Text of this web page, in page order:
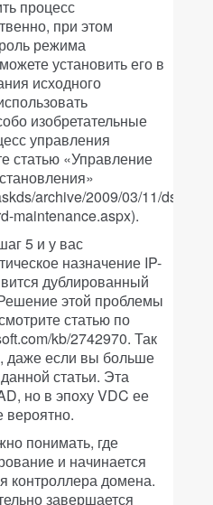
процесс
при этом
режима
установить его в
исходного
изобретательные
управления
статью «Управление
archive/2009/03/11/ds-
maintenance.aspx).
5 и у вас
назначение IP-
дублированный
этой проблемы
статью по
kb/2742970. Так
даже если вы больше
статьи. Эта
но в эпоху VDC ее
вероятно.
понимать, где
и начинается
контроллера домена.
завершается